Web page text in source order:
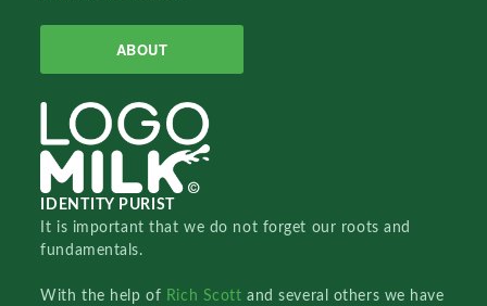
ABOUT
IDENTITY PURIST
It is important that we do not forget our roots and
fundamentals.
With the help of Rich Scottand several others we have